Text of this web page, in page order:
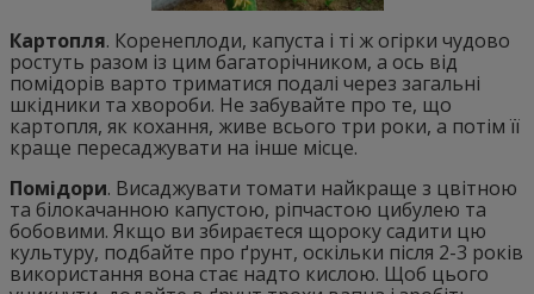
Картопля. Коренеплоди, капуста і ті ж огірки чудово
ростуть разом із цим багаторічником, а ось від
помідорів варто триматися подалі через загальні
шкідники та хвороби. Не забувайте про те, що
картопля, як кохання, живе всього три роки, а потім її
краще пересаджувати на інше місце.
Помідори. Висаджувати томати найкраще з цвітною
та білокачанною капустою, ріпчастою цибулею та
бобовими. Якщо ви збираєтеся щороку садити цю
культуру, подбайте про ґрунт, оскільки після 2-3 років
використання вона стає надто кислою. Щоб цього